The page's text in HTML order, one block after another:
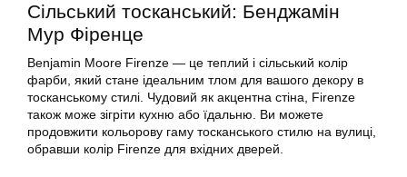
Сільський тосканський: Бенджамін
Мур Фіренце
Benjamin Moore Firenze — це теплий і сільський колір
фарби, який стане ідеальним тлом для вашого декору в
тосканському стилі. Чудовий як акцентна стіна, Firenze
також може зігріти кухню або їдальню. Ви можете
продовжити кольорову гаму тосканського стилю на вулиці,
обравши колір Firenze для вхідних дверей.